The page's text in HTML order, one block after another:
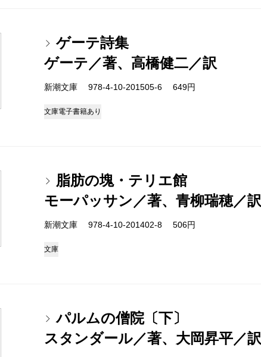
ゲーテ詩集
ゲーテ／著、高橋健二／訳
新潮文庫 978-4-10-201505-6 649円
文庫電子書籍あり
脂肪の塊・テリエ館
モーパッサン／著、青柳瑞穂／訳
新潮文庫 978-4-10-201402-8 506円
文庫
パルムの僧院〔下〕
スタンダール／著、大岡昇平／訳